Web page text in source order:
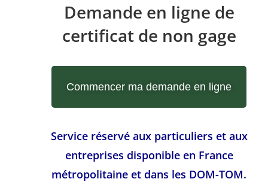
Demande en ligne de
certificat de non gage
Commencer ma demande en ligne
Service réservé aux particuliers et aux
entreprises disponible en France
métropolitaine et dans les DOM-TOM.